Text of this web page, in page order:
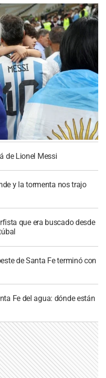
de Lionel Messi
y la tormenta nos trajo
que era buscado desde
de Santa Fe terminó con
Fe del agua: dónde están